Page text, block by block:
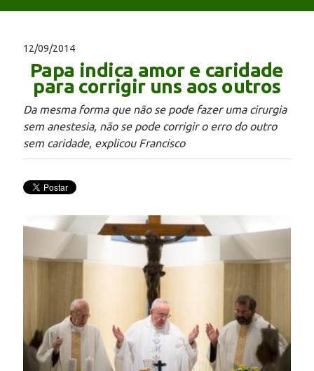
12/09/2014
Papa indica amor e caridade
para corrigir uns aos outros
Da mesma forma que não se pode fazer uma cirurgia
sem anestesia, não se pode corrigir o erro do outro
sem caridade, explicou Francisco